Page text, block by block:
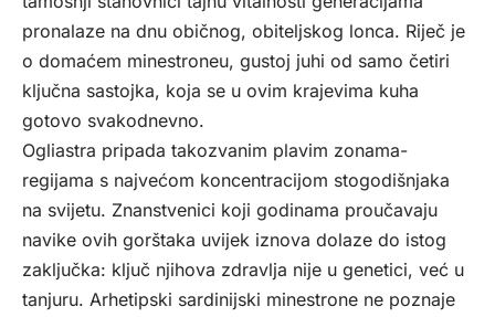
pronalaze na dnu običnog, obiteljskog lonca. Riječ je
o domaćem minestroneu, gustoj juhi od samo četiri
ključna sastojka, koja se u ovim krajevima kuha
gotovo svakodnevno.
Ogliastra pripada takozvanim plavim zonama-
regijama s najvećom koncentracijom stogodišnjaka
na svijetu. Znanstvenici koji godinama proučavaju
navike ovih gorštaka uvijek iznova dolaze do istog
zaključka: ključ njihova zdravlja nije u genetici, već u
tanjuru. Arhetipski sardinijski minestrone ne poznaje